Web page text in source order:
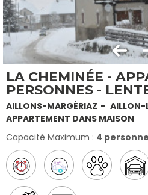
LA CHEMINÉE -
PERSONNES -
AILLONS-MARGÉRIAZ
AILLON-
APPARTEMENT DANS MAISON
Capacité Maximum : 4